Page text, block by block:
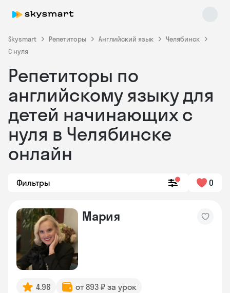
Skysmart Репетиторы Английский язык
Челябинск
С нуля
Репетиторы по
английскому языку для
детей начинающих с
нуля в Челябинске
онлайн
Фильтры 0
Мария
4.96
от 893 ₽ за урок
Skysmart Chat